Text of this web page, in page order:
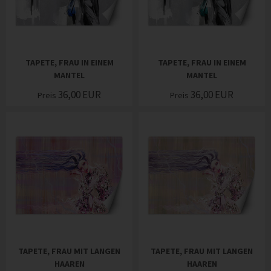
TAPETE, FRAU IN EINEM
MANTEL
Preis 36,00 EUR
TAPETE, FRAU IN EINEM
MANTEL
Preis 36,00 EUR
TAPETE, FRAU MIT LANGEN
HAAREN
TAPETE, FRAU MIT LANGEN
HAAREN